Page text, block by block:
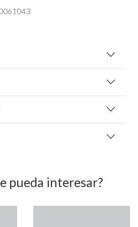
pueda interesar?